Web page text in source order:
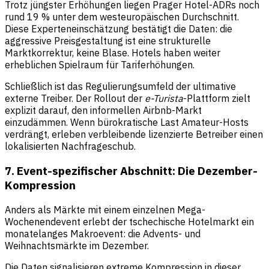
Trotz jüngster Erhöhungen liegen Prager Hotel-ADRs noch
rund 19 % unter dem westeuropäischen Durchschnitt.
Diese Experteneinschätzung bestätigt die Daten: die
aggressive Preisgestaltung ist eine strukturelle
Marktkorrektur, keine Blase. Hotels haben weiter
erheblichen Spielraum für Tariferhöhungen.
Schließlich ist das Regulierungsumfeld der ultimative
externe Treiber. Der Rollout der e-Turista-Plattform zielt
explizit darauf, den informellen Airbnb-Markt
einzudämmen. Wenn bürokratische Last Amateur-Hosts
verdrängt, erleben verbleibende lizenzierte Betreiber einen
lokalisierten Nachfrageschub.
7. Event-spezifischer Abschnitt: Die Dezember-
Kompression
Anders als Märkte mit einem einzelnen Mega-
Wochenendevent erlebt der tschechische Hotelmarkt ein
monatelanges Makroevent: die Advents- und
Weihnachtsmärkte im Dezember.